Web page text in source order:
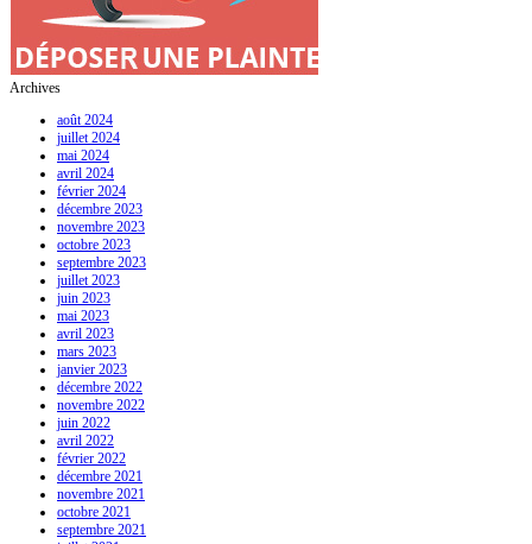
Archives
août 2024
juillet 2024
mai 2024
avril 2024
février 2024
décembre 2023
novembre 2023
octobre 2023
septembre 2023
juillet 2023
juin 2023
mai 2023
avril 2023
mars 2023
janvier 2023
décembre 2022
novembre 2022
juin 2022
avril 2022
février 2022
décembre 2021
novembre 2021
octobre 2021
septembre 2021